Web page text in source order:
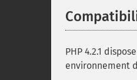
PHP 4.2.1
environnement